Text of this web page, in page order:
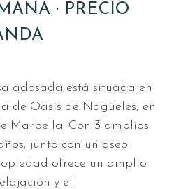
· PRECIO
adosada está situada en
de Oasis de Nagüeles, en
Marbella. Con 3 amplios
junto con un aseo
ofrece un amplio
y el